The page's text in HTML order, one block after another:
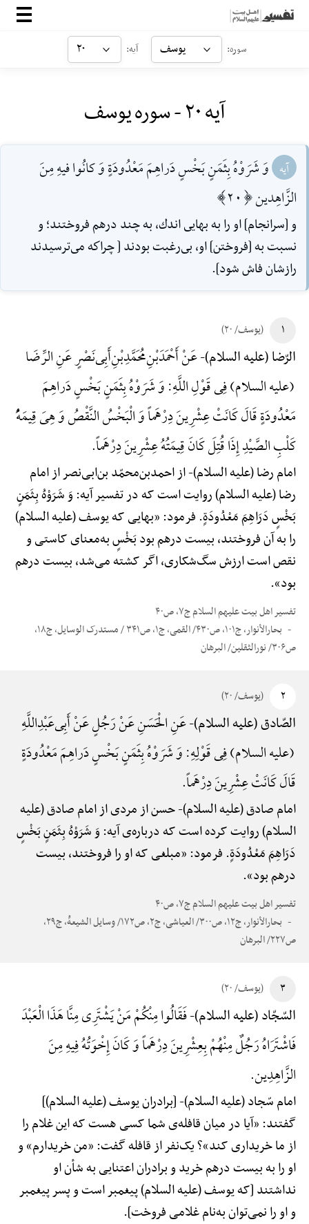
صفحه‌اصلی
ارتباط با ما
سوره: یوسف آیه: ۲۰
آیه ۲۰ - سوره یوسف
آیه وَ شَرَوْهُ بِثَمَنٍ بَخْسٍ دَراهِمَ مَعْدُودَةٍ وَ كانُوا فيهِ مِنَ
الزَّاهِدين [20]
و [سرانجام] او را به بهايى اندك، به چند درهم فروختند؛ و
نسبت به [فروختن] او، بى‌رغبت بودند [ چراكه مى‌ترسيدند
رازشان فاش شود].
۱ (یوسف/ ۲۰)
الرّضا (علیه السلام)-عَنْ أَحْمَدَ‌بْنِ‌مُحَمَّدِ‌بْنِ‌أَبِی‌نَصْرٍ عَنِ الرِّضَا
(علیه السلام) فِی قَوْلِ اللَّهِ: وَ شَرَوْهُ بِثَمَنٍ بَخْسٍ دَراهِمَ
مَعْدُودَةٍ قَالَ کَانَتْ عِشْرِینَ دِرْهَماً وَ الْبَخْسُ النَّقْصُ وَ هِیَ قِیمَهًُْ
کَلْبِ الصَّیْدِ إِذَا قُتِلَ کَانَ قِیمَتُهُ عِشْرِینَ دِرْهَماً.
امام رضا (علیه السلام)-از احمدبن‌محمّد بن‌ابی‌نصر از امام
رضا (علیه السلام) روایت است که در تفسیر آیه: وَ شَرَوْهُ بِثَمَنٍ
بَخْسٍ دَرَاهِمَ مَعْدُودَةٍ. فرمود: «بهایی که یوسف (علیه السلام)
را به آن فروختند، بیست درهم بود بَخْسٍ به‌معنای کاستی و
نقص است ارزش سگ‌شکاری، اگر کشته می‌شد، بیست درهم
بود».
تفسیر اهل بیت علیهم السلام ج۷، ص۴۰
بحارالأنوار، ج۱۰۱، ص۴۳۰/ القمی، ج۱، ص۳۴۱ / مستدرک الوسایل، ج۱۸،
ص۳۰۶/ نورالثقلین/ البرهان
۲ (یوسف/ ۲۰)
الصّادق (علیه السلام)-عَنِ الْحَسَنِ عَنْ رَجُلٍ عَنْ أَبِی‌عَبْدِ‌اللَّهِ
(علیه السلام) فِی قَوْلِهِ: وَ شَرَوْهُ بِثَمَنٍ بَخْسٍ دَراهِمَ مَعْدُودَةٍ
قَالَ کَانَتْ عِشْرِینَ دِرْهَماً.
امام صادق (علیه السلام)-حسن از مردی از امام صادق (علیه
السلام) روایت کرده است که درباره‌ی آیه: وَ شَرَوْهُ بِثَمَنٍ بَخْسٍ
دَرَاهِمَ مَعْدُودَةٍ. فرمود: «مبلغی که او را فروختند، بیست
درهم بود».
تفسیر اهل بیت علیهم السلام ج۷، ص۴۰
بحارالأنوار، ج۱۲، ص۳۰۰/ العیاشی، ج۲، ص۱۷۲/ وسایل الشیعهًْ، ج۲۹،
ص۲۲۷/ البرهان
۳ (یوسف/ ۲۰)
السّجّاد (علیه السلام)-فَقَالُوا مِنْکُمْ مَنْ یَشْتَرِی مِنَّا هَذَا الْعَبْدَ
فَاشْتَرَاهُ رَجُلٌ مِنْهُمْ بِعِشْرِینَ دِرْهَماً وَ کَانَ إِخْوَتُهُ فِیهِ مِنَ
الزَّاهِدِین.
امام سّجاد (علیه السلام)-[برادران یوسف (علیه السلام)]
گفتند: «آیا در میان قافله‌ی شما کسی هست که این غلام را
از ما خریداری کند»؟ یک‌نفر از قافله گفت: «من خریدارم» و
او را به بیست درهم خرید و برادران اعتنایی به شأن او
نداشتند [که یوسف (علیه السلام) پیغمبر است و پسر پیغمبر
و او را نمی‌توان به‌نام غلامی فروخت].